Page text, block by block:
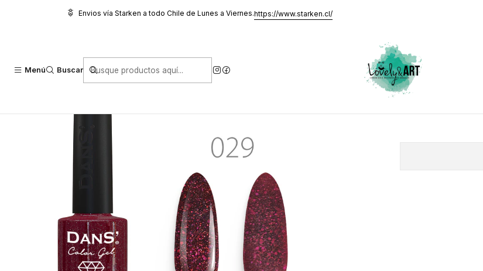
Menú Buscar
Envios vía Starken a todo Chile de Lunes a Viernes.https://www.starken.cl/
Manicure Esmaltes Permanente Dans Esmalte Dans 029
Cantidad